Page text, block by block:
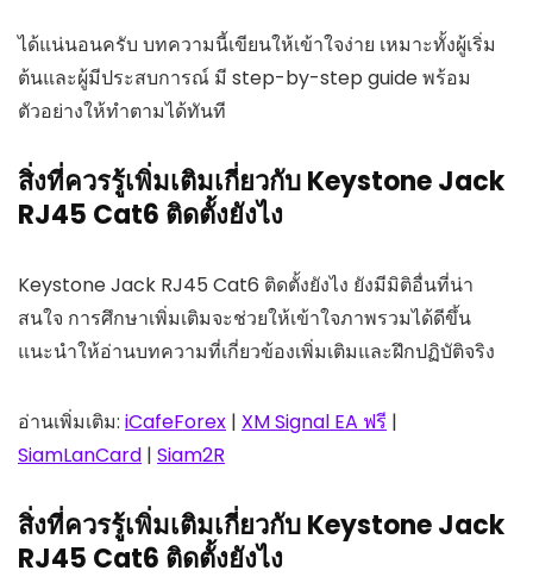
ได้แน่นอนครับ บทความนี้เขียนให้เข้าใจง่าย เหมาะทั้งผู้เริ่ม
ต้นและผู้มีประสบการณ์ มี step-by-step guide พร้อม
ตัวอย่างให้ทำตามได้ทันที
สิ่งที่ควรรู้เพิ่มเติมเกี่ยวกับ Keystone Jack
RJ45 Cat6 ติดตั้งยังไง
Keystone Jack RJ45 Cat6 ติดตั้งยังไง ยังมีมิติอื่นที่น่า
สนใจ การศึกษาเพิ่มเติมจะช่วยให้เข้าใจภาพรวมได้ดีขึ้น
แนะนำให้อ่านบทความที่เกี่ยวข้องเพิ่มเติมและฝึกปฏิบัติจริง
อ่านเพิ่มเติม: iCafeForex | XM Signal EA ฟรี |
SiamLanCard | Siam2R
สิ่งที่ควรรู้เพิ่มเติมเกี่ยวกับ Keystone Jack
RJ45 Cat6 ติดตั้งยังไง